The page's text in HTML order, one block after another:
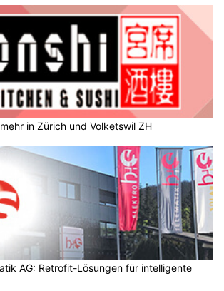
in Zürich und Volketswil ZH
AG: Retrofit-Lösungen für intelligente